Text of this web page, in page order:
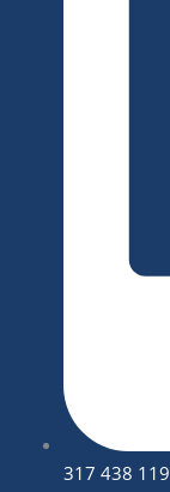
317 438